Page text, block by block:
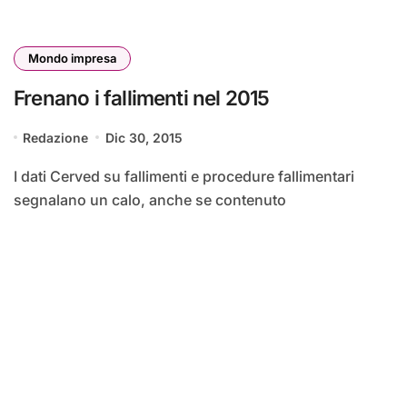
Mondo impresa
Frenano i fallimenti nel 2015
Redazione Dic 30, 2015
I dati Cerved su fallimenti e procedure fallimentari
segnalano un calo, anche se contenuto